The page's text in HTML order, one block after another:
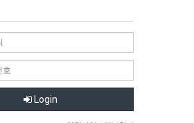
Login